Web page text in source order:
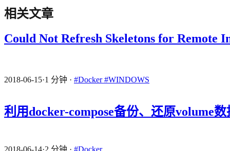
相关文章
Could Not Refresh Skeletons for Remote
2018-06-15·1 分钟 · #Docker#WINDOWS
利用docker-compose备份、还原volume数